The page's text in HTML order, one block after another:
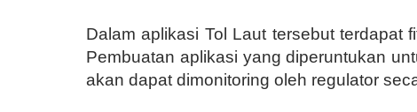
Dalam aplikasi Tol Laut tersebut terdapat
Pembuatan aplikasi yang diperuntukan
akan dapat dimonitoring oleh regulator